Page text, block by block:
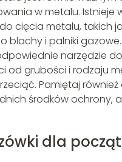
w metalu. Istnieje
cięcia metalu, takich
blachy i palniki
narzędzie
od grubości i rodzaju
Pamiętaj również
środków ochrony,
dla